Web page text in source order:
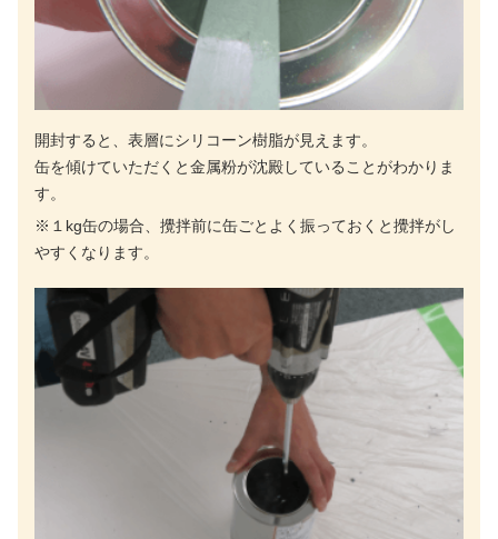
開封すると、表層にシリコーン樹脂が見えます。
缶を傾けていただくと金属粉が沈殿していることがわかりま
す。
※１kg缶の場合、攪拌前に缶ごとよく振っておくと攪拌がし
やすくなります。